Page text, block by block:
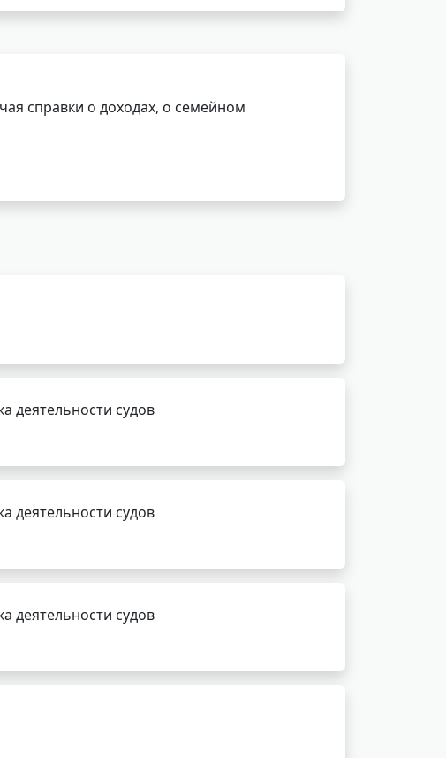
справки о доходах, о семейном
деятельности судов
деятельности судов
деятельности судов